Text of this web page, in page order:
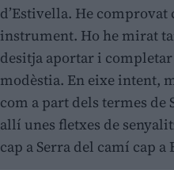
d’Estivella. He
instrument. Ho he mirat
desitja aportar i
modèstia. En eixe intent,
com a part dels termes de
allí unes fletxes de
cap a Serra del camí cap a